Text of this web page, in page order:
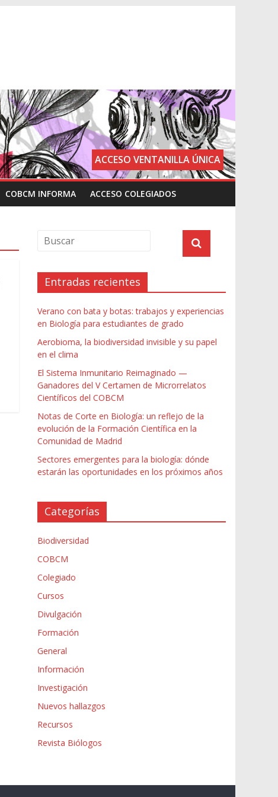
ACCESO VENTANILLA ÚNICA
COBCM INFORMA ACCESO COLEGIADOS
Entradas recientes
Verano con bata y botas: trabajos y experiencias
en Biología para estudiantes de grado
Aerobioma, la biodiversidad invisible y su papel
en el clima
El Sistema Inmunitario Reimaginado —
Ganadores del V Certamen de Microrrelatos
Científicos del COBCM
Notas de Corte en Biología: un reflejo de la
evolución de la Formación Científica en la
Comunidad de Madrid
Sectores emergentes para la biología: dónde
estarán las oportunidades en los próximos años
Categorías
Biodiversidad
COBCM
Colegiado
Cursos
Divulgación
Formación
General
Información
Investigación
Nuevos hallazgos
Recursos
Revista Biólogos